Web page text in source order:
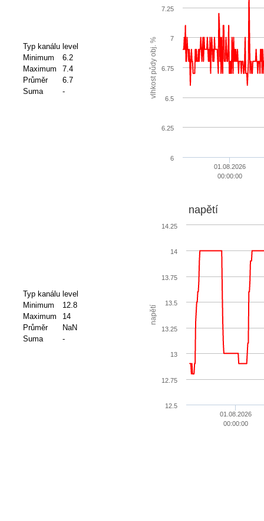
Typ kanálu level
Minimum
6.2
Maximum
7.4
Průměr
6.7
Suma
- vlhkost půdy obj. %
01.08.2026
00:00:00
6
6.25
6.5
6.75
7
7.25
Typ kanálu level
Minimum
12.8
Maximum
14
Průměr
NaN
Suma
-
napětí
napětí
01.08.2026
00:00:00
12.5
12.75
13
13.25
13.5
13.75
14
14.25